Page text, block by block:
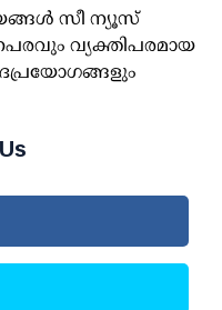
സീ ന്യൂസ്
വ്യക്തിപരമായ